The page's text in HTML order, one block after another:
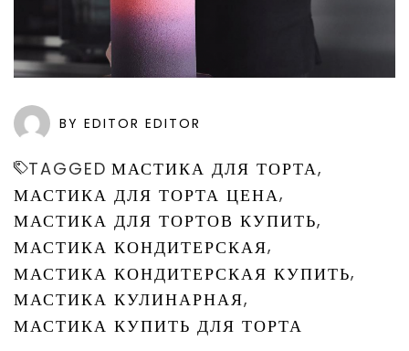
BY EDITOR EDITOR
TAGGED МАСТИКА ДЛЯ ТОРТА,
МАСТИКА ДЛЯ ТОРТА ЦЕНА,
МАСТИКА ДЛЯ ТОРТОВ КУПИТЬ,
МАСТИКА КОНДИТЕРСКАЯ,
МАСТИКА КОНДИТЕРСКАЯ КУПИТЬ,
МАСТИКА КУЛИНАРНАЯ,
МАСТИКА КУПИТЬ ДЛЯ ТОРТА